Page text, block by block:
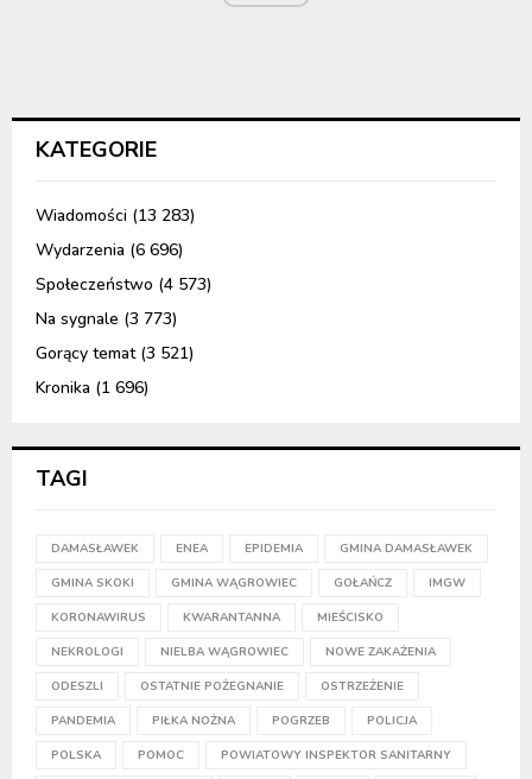
KATEGORIE
Wiadomości (13 283)
Wydarzenia (6 696)
Społeczeństwo (4 573)
Na sygnale (3 773)
Gorący temat(3 521)
Kronika (1 696)
TAGI
DAMASŁAWEK ENEA EPIDEMIA GMINA DAMASŁAWEK
GMINA SKOKI GMINA WĄGROWIEC GOŁAŃCZ IMGW
KORONAWIRUS KWARANTANNA MIEŚCISKO
NEKROLOGI NIELBA WĄGROWIEC NOWE ZAKAŻENIA
ODESZLI OSTATNIE POŻEGNANIE OSTRZEŻENIE
PANDEMIA PIŁKA NOŻNA POGRZEB POLICJA
POLSKA POMOC POWIATOWY INSPEKTOR SANITARNY